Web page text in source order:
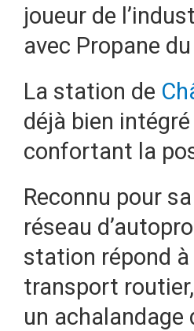
joueur de
avec Propane
La station de
déjà bien
confortant la
Reconnu pour
réseau
station répond
transport
un achalandage